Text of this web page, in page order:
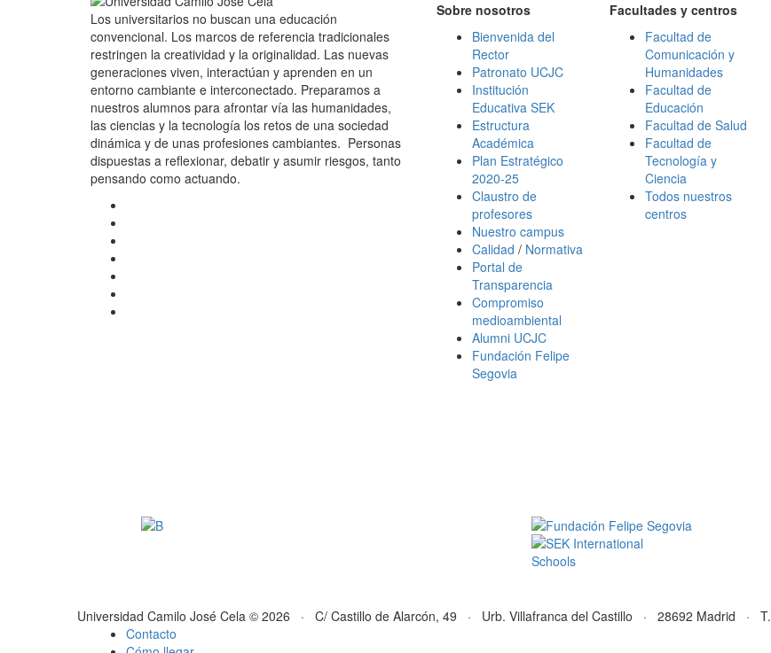
Los universitarios no buscan una educación
convencional. Los marcos de referencia tradicionales
restringen la creatividad y la originalidad. Las nuevas
generaciones viven, interactúan y aprenden en un
entorno cambiante e interconectado. Preparamos a
nuestros alumnos para afrontar vía las humanidades,
las ciencias y la tecnología los retos de una sociedad
dinámica y de unas profesiones cambiantes. Personas
dispuestas a reflexionar, debatir y asumir riesgos, tanto
pensando como actuando.
Sobre nosotros
Bienvenida del
Rector
Patronato UCJC
Institución
Educativa SEK
Estructura
Académica
Plan Estratégico
2020-25
Claustro de
profesores
Nuestro campus
Calidad / Normativa
Portal de
Transparencia
Compromiso
medioambiental
Alumni UCJC
Fundación Felipe
Segovia
Facultades y centros
Facultad de
Comunicación y
Humanidades
Facultad de
Educación
Facultad de Salud
Facultad de
Tecnología y
Ciencia
Todos nuestros
centros
Universidad Camilo José Cela © 2026 · C/ Castillo de Alarcón, 49 · Urb. Villafranca del Castillo · 28692 Madrid · T.
Contacto